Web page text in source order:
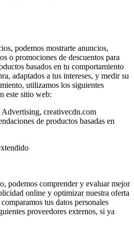
podemos mostrarte anuncios,
o promociones de descuentos para
basados en tu comportamiento
adaptados a tus intereses, y medir su
utilizamos los siguientes
este sitio web:
creativecdn.com
de productos basadas en
podemos comprender y evaluar mejor
online y optimizar nuestra oferta
tus datos personales
proveedores externos, si ya